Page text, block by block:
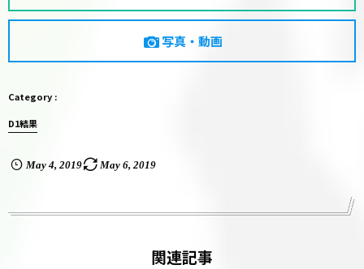
写真・動画
D1結果
May 4, 2019 May 6, 2019
関連記事